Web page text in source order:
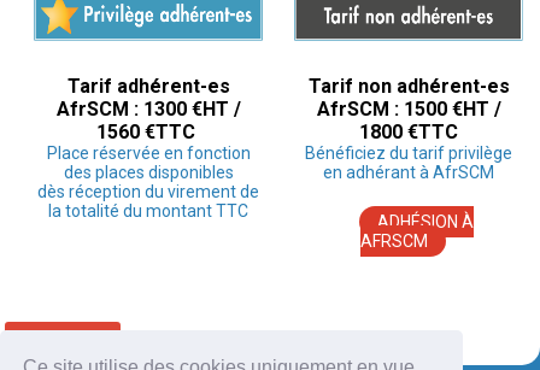
Tarif adhérent-es
AfrSCM : 1300 €HT /
1560 €TTC
Place réservée en fonction
des places disponibles
dès réception du virement de
la totalité du montant TTC
Tarif non adhérent-es
AfrSCM : 1500 €HT /
1800 €TTC
Bénéficiez du tarif privilège
en adhérant à AfrSCM
ADHÉSION À
AFRSCM